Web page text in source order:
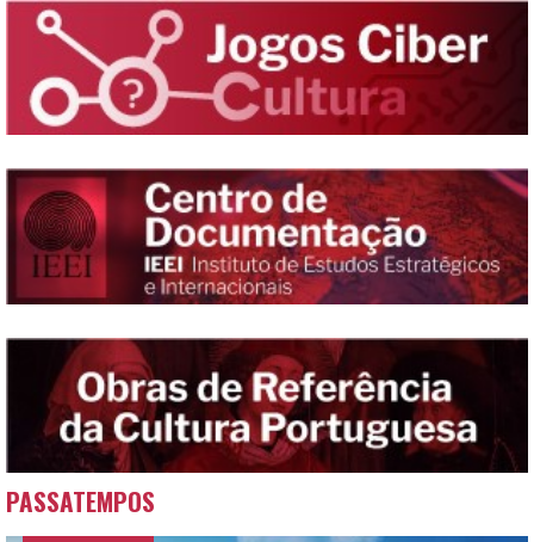
PASSATEMPOS